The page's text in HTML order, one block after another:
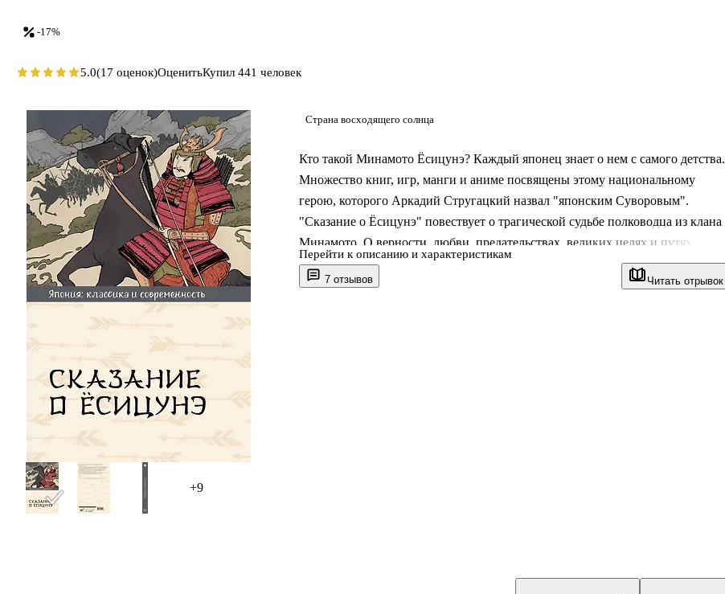
+9
7 отзывов Читать отрывок
Страна восходящего солнца
Кто такой Минамото Ёсицунэ? Каждый японец знает о нем с самого детства.
Множество книг, игр, манги и аниме посвящены этому национальному
герою, которого Аркадий Стругацкий назвал "японским Суворовым".
"Сказание о Ёсицунэ" повествует о трагической судьбе полководца из клана
Минамото. О верности, любви, предательствах, великих целях и путях,
которыми они достигаются.
Роман публикуется в переводе Аркадия Стругацкого. Также в книгу вошли
Перейти к описанию и характеристикам
-17%
5.0(17 оценок)ОценитьКупил 441 человек